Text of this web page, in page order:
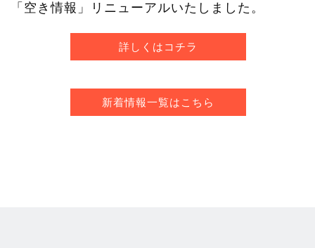
「空き情報」リニューアルいたしました。
詳しくはコチラ
新着情報一覧はこちら